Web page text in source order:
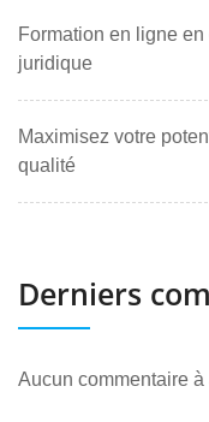
Formation en ligne en
juridique
Maximisez votre
qualité
Derniers
Aucun commentaire à